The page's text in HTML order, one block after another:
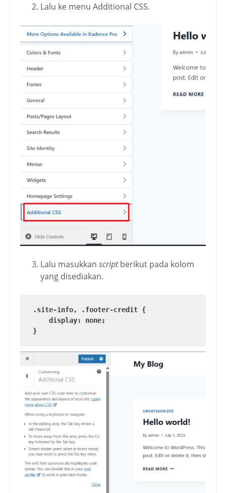
Lalu ke menu Additional CSS.
Lalu masukkan scriptberikut pada kolom
yang disediakan.
.site-info, .footer-credit {
}